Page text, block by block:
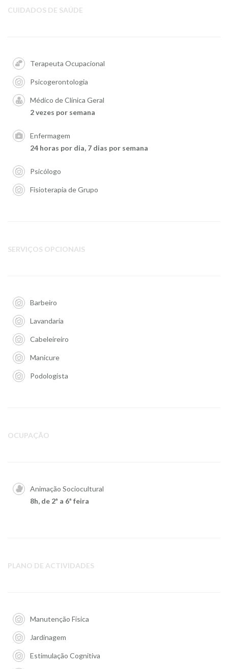
CUIDADOS DE SAÚDE
Terapeuta Ocupacional
Psicogerontologia
Médico de Clínica Geral
2 vezes por semana
Enfermagem
24 horas por dia, 7 dias por semana
Psicólogo
Fisioterapia de Grupo
SERVIÇOS OPCIONAIS
Barbeiro
Lavandaria
Cabeleireiro
Manicure
Podologista
OCUPAÇÃO
Animação Sociocultural
8h, de 2ª a 6ª feira
PLANO DE ACTIVIDADES
Manutenção Física
Jardinagem
Estimulação Cognitiva